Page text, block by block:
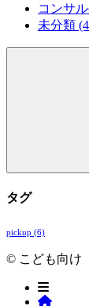
コンサ
未分類
タグ
pickup (6)
© こども向け